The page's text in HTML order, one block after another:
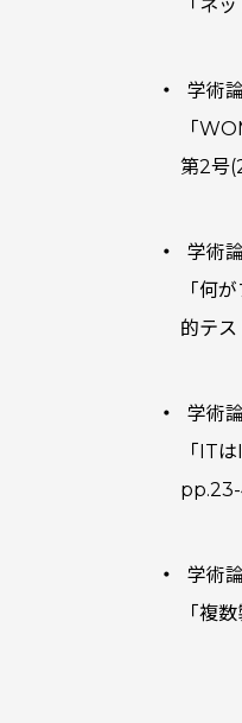
「ネ
学術
「
第2号
学術
「何
的テ
学術
「IT
pp.23-
学術
「複